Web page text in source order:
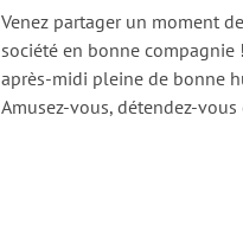
Venez partager un moment
société en bonne
après-midi pleine de bonne
Amusez-vous, détendez-